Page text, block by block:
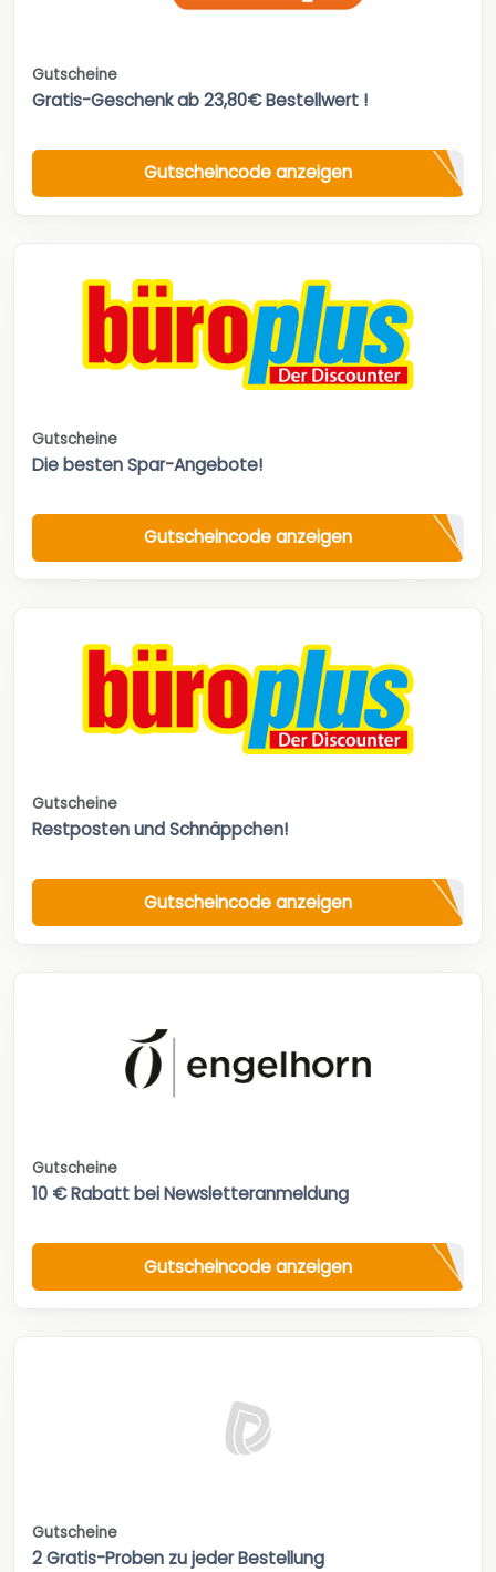
Gutscheine
Gratis-Geschenk ab 23,80€ Bestellwert !
Gutscheincode anzeigen
Gutscheine
Die besten Spar-Angebote!
Gutscheincode anzeigen
Gutscheine
Restposten und Schnäppchen!
Gutscheincode anzeigen
Gutscheine
10 € Rabatt bei Newsletteranmeldung
Gutscheincode anzeigen
Gutscheine
2 Gratis-Proben zu jeder Bestellung